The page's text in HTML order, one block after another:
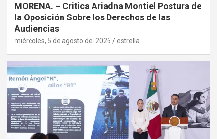
MORENA. – Critica Ariadna Montiel Postura de
la Oposición Sobre los Derechos de las
Audiencias
miércoles, 5 de agosto del 2026 estrella